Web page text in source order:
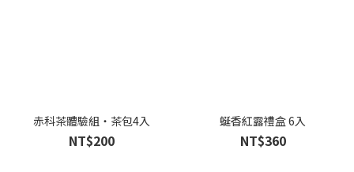
赤科茶體驗組・茶包4入
NT$200
蜒香紅露禮盒 6入
NT$360